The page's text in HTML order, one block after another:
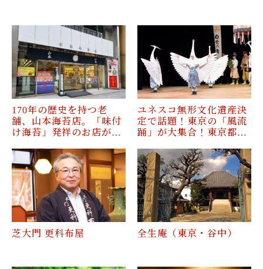
170年の歴史を持つ老
舗、山本海苔店。「味付
け海苔」発祥のお店が…
ユネスコ無形文化遺産決
定で話題！東京の「風流
踊」が大集合！東京都…
芝大門 更科布屋 全生庵（東京・谷中）